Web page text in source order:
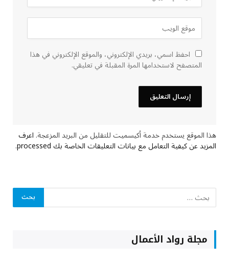
احفظ اسمي، بريدي الإلكتروني، والموقع الإلكتروني في هذا
المتصفح لاستخدامها المرة المقبلة في تعليقي.
هذا الموقع يستخدم خدمة أكيسميت للتقليل من البريد المزعجة.اعرف
المزيد عن كيفية التعامل مع بيانات التعليقات الخاصة بك processed .
مجلة رواد الأعمال